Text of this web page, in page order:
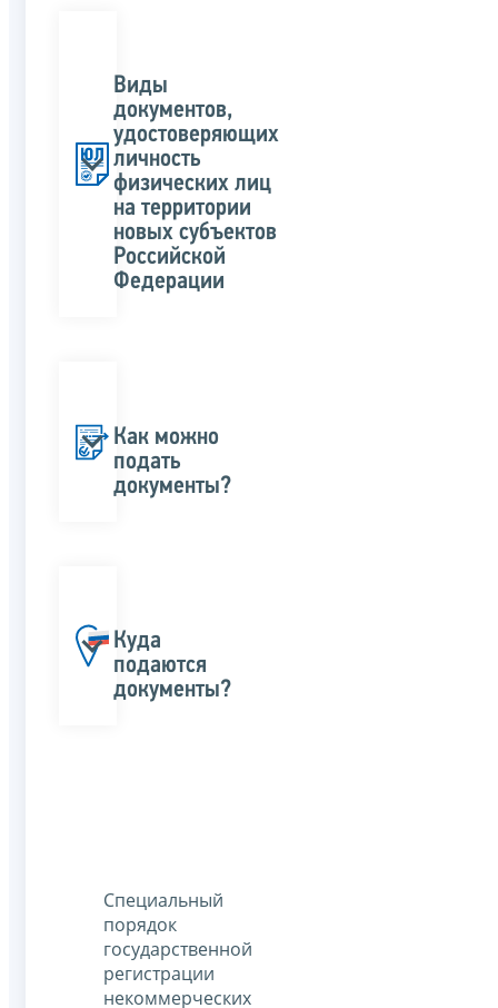
Виды
документов,
удостоверяющих
личность
физических лиц
на территории
новых субъектов
Российской
Федерации
Как можно
подать
документы?
Куда
подаются
документы?
Специальный
порядок
государственной
регистрации
некоммерческих